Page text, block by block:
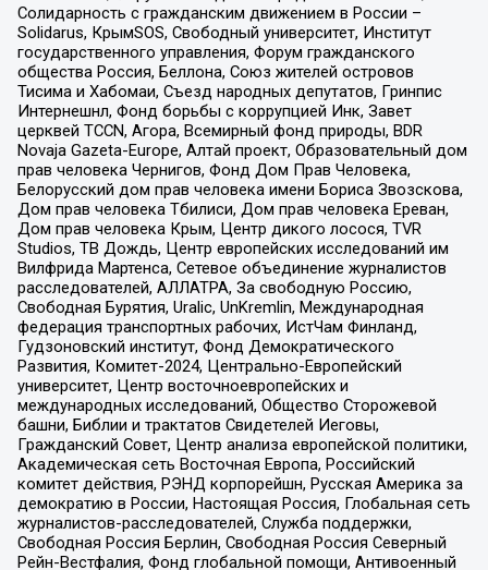
Солидарность с гражданским движением в России –
Solidarus, КрымSOS, Свободный университет, Институт
государственного управления, Форум гражданского
общества Россия, Беллона, Союз жителей островов
Тисима и Хабомаи, Съезд народных депутатов, Гринпис
Интернешнл, Фонд борьбы с коррупцией Инк, Завет
церквей TCCN, Агора, Всемирный фонд природы, BDR
Novaja Gazeta-Europe, Алтай проект, Образовательный дом
прав человека Чернигов, Фонд Дом Прав Человека,
Белорусский дом прав человека имени Бориса Звозскова,
Дом прав человека Тбилиси, Дом прав человека Ереван,
Дом прав человека Крым, Центр дикого лосося, TVR
Studios, ТВ Дождь, Центр европейских исследований им
Вилфрида Мартенса, Сетевое объединение журналистов
расследователей, АЛЛАТРА, За свободную Россию,
Свободная Бурятия, Uralic, UnKremlin, Международная
федерация транспортных рабочих, ИстЧам Финланд,
Гудзоновский институт, Фонд Демократического
Развития, Комитет-2024, Центрально-Европейский
университет, Центр восточноевропейских и
международных исследований, Общество Сторожевой
башни, Библии и трактатов Свидетелей Иеговы,
Гражданский Совет, Центр анализа европейской политики,
Академическая сеть Восточная Европа, Российский
комитет действия, РЭНД корпорейшн, Русская Америка за
демократию в России, Настоящая Россия, Глобальная сеть
журналистов-расследователей, Служба поддержки,
Свободная Россия Берлин, Свободная Россия Северный
Рейн-Вестфалия, Фонд глобальной помощи, Антивоенный